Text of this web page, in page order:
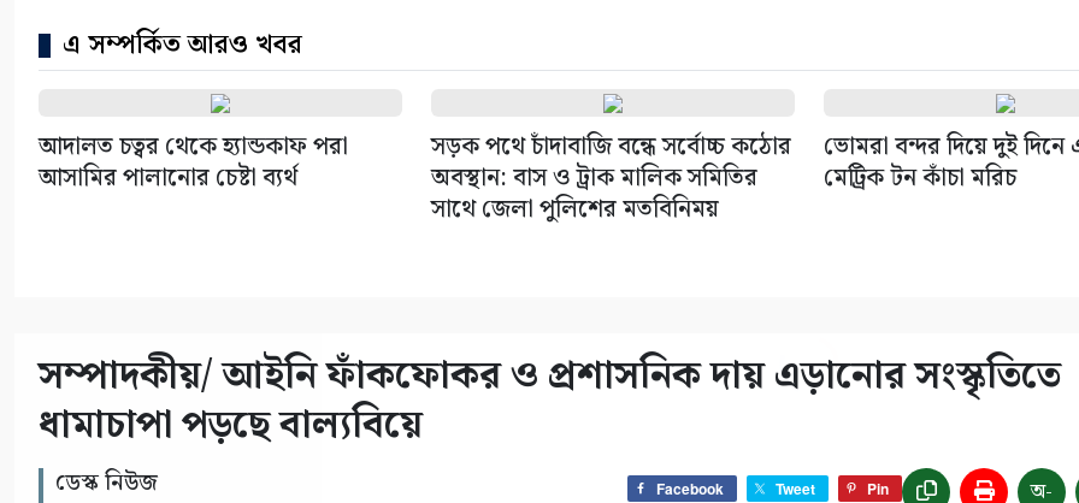
এ সম্পর্কিত আরও খবর
আদালত চত্বর থেকে হ্যান্ডকাফ পরা
আসামির পালানোর চেষ্টা ব্যর্থ
সড়ক পথে চাঁদাবাজি বন্ধে সর্বোচ্চ কঠোর
অবস্থান: বাস ও ট্রাক মালিক সমিতির
সাথে জেলা পুলিশের মতবিনিময়
ভোমরা বন্দর দিয়ে দুই
মেট্রিক টন কাঁচা মরিচ
সম্পাদকীয়/ আইনি ফাঁকফোকর ও প্রশাসনিক দায় এড়ানোর সংস্কৃতিতে
ধামাচাপা পড়ছে বাল্যবিয়ে
ডেস্ক নিউজ Facebook Tweet Pin অ-